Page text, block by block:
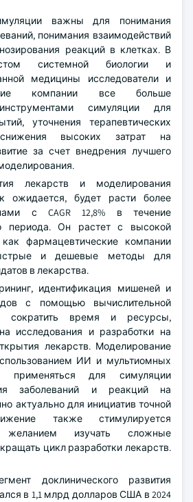
важны для понимания
понимания взаимодействий
реакций в клетках. В
системной биологии и
медицины исследователи и
компании все больше
симуляции для
уточнения терапевтических
высоких затрат на
за счет внедрения лучшего
лекарств и моделирования
ожидается, будет расти более
с CAGR 12,8% в течение
периода. Он растет с высокой
фармацевтические компании
и дешевые методы для
в лекарства.
идентификация мишеней и
с помощью вычислительной
сократить время и ресурсы,
исследования и разработки на
лекарств. Моделирование
ИИ и мультиомных
для симуляции
заболеваний и реакций на
актуально для инициатив точной
также стимулируется
желанием изучать сложные
цикл разработки лекарств.
доклинического развития
в 1,1 млрд долларов США в 2024